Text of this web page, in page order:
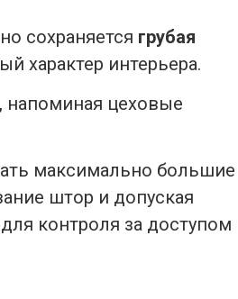
сохраняется грубая
характер интерьера.
, напоминая цеховые
максимально большие
штор и допуская
контроля за доступом